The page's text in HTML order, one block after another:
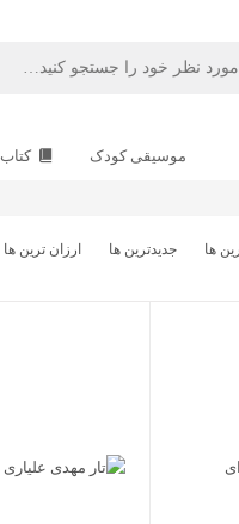
موسیقی کودک کتاب
ها جدیدترین ها ارزان ترین ها